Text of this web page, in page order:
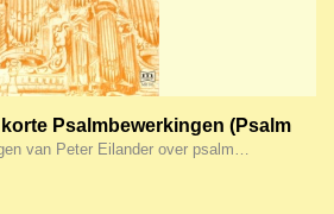
Psalmbewerkingen (Psalm
van Peter Eilander over psalm…